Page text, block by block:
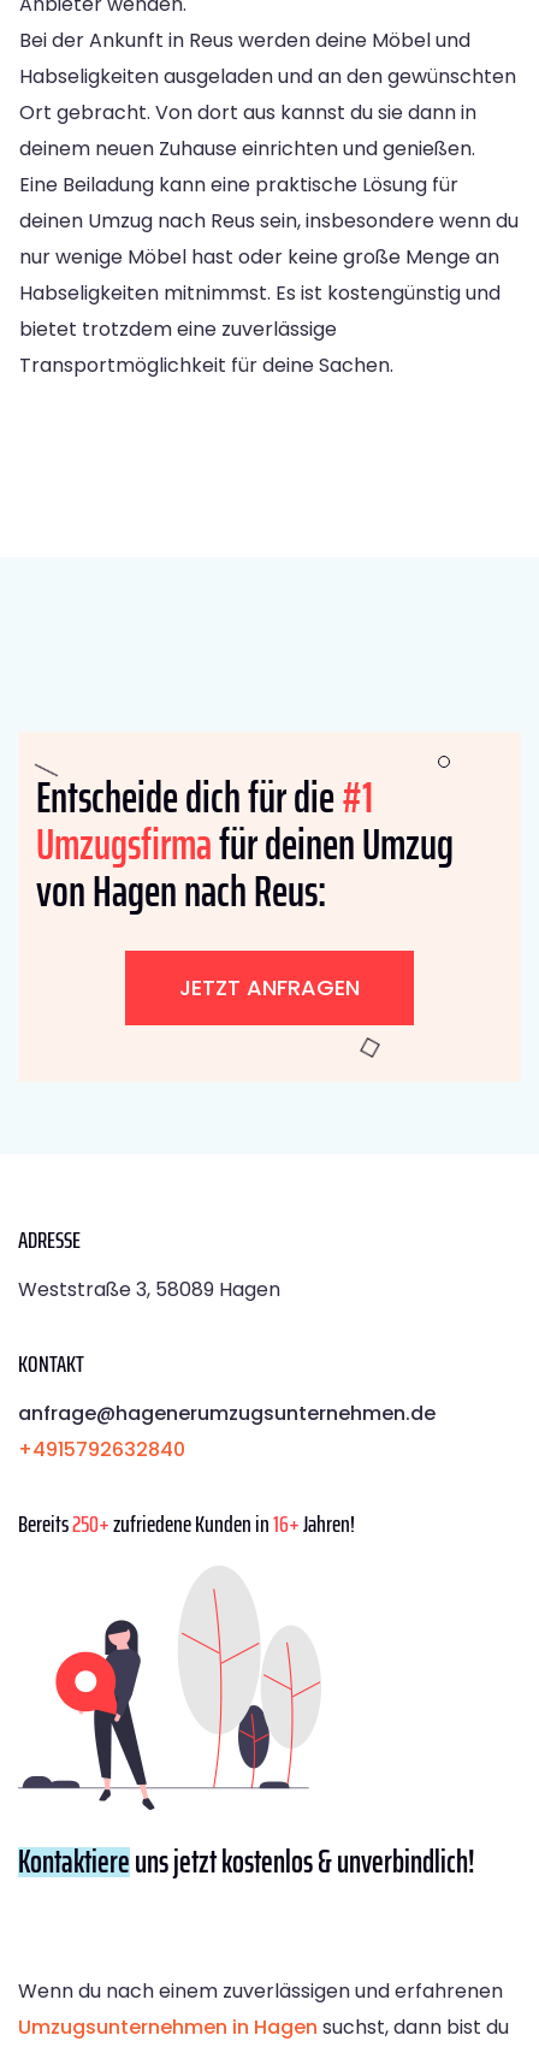
Bei der Ankunft in Reus werden deine Möbel und
Habseligkeiten ausgeladen und an den gewünschten
Ort gebracht. Von dort aus kannst du sie dann in
deinem neuen Zuhause einrichten und genießen.
Eine Beiladung kann eine praktische Lösung für
deinen Umzug nach Reus sein, insbesondere wenn du
nur wenige Möbel hast oder keine große Menge an
Habseligkeiten mitnimmst. Es ist kostengünstig und
bietet trotzdem eine zuverlässige
Transportmöglichkeit für deine Sachen.
Entscheide dich für die#1
Umzugsfirmafür deinen Umzug
von Hagen nach Reus:
JETZT ANFRAGEN
ADRESSE
Weststraße 3, 58089 Hagen
KONTAKT
anfrage@hagenerumzugsunternehmen.de
+4915792632840
Bereits250+zufriedene Kunden in16+Jahren!
Kontaktiereuns jetzt kostenlos & unverbindlich!
Wenn du nach einem zuverlässigen und erfahrenen
Umzugsunternehmen in Hagen suchst, dann bist du